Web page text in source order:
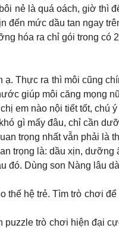
nẻ là quá oách, giờ thì
mức dầu tan ngay
hóa ra chỉ gói trong có
Thực ra thì môi cũng
giúp môi căng mọng
em nào nội tiết tốt,
gì mấy đâu, chỉ cần
trọng nhất vẫn phải là
trọng là: dầu xịn,
Dùng son Nàng lâu
hệ trẻ. Tìm trò chơi
trò chơi hiện đại